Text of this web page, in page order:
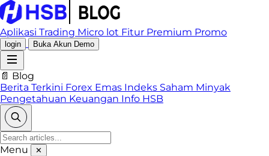
Aplikasi Trading Micro lot Fitur Premium Promo
login Buka Akun Demo
📄 Blog
Berita Terkini Forex Emas Indeks Saham Minyak
Pengetahuan Keuangan Info HSB
Menu ✕